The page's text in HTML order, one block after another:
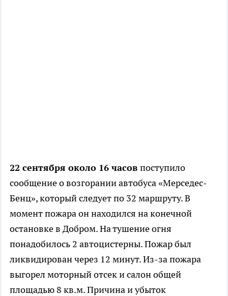
22 сентября около 16 часов поступило
сообщение о возгорании автобуса «Мерседес-
Бенц», который следует по 32 маршруту. В
момент пожара он находился на конечной
остановке в Добром. На тушение огня
понадобилось 2 автоцистерны. Пожар был
ликвидирован через 12 минут. Из-за пожара
выгорел моторный отсек и салон общей
площадью 8 кв.м. Причина и убыток